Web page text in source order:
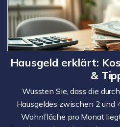
Hausgeld erklärt:
&
Wussten Sie, dass die
Hausgeldes zwischen 2 und
Wohnfläche pro Monat